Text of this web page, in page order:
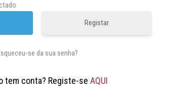
Registar
se da sua senha?
tem conta? Registe-se AQUI